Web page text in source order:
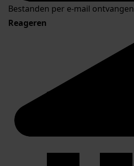
Bestanden per e-mail ontvangen
Reageren